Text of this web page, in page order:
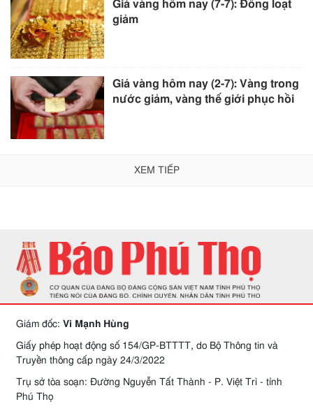
Giá vàng hôm nay (7-7): Đồng loạt
giảm
Giá vàng hôm nay (2-7): Vàng trong
nước giảm, vàng thế giới phục hồi
XEM TIẾP
Giám đốc: Vi Mạnh Hùng
Giấy phép hoạt động số 154/GP-BTTTT, do Bộ Thông tin và
Truyền thông cấp ngày 24/3/2022
Trụ sở tòa soạn: Đường Nguyễn Tất Thành - P. Việt Trì - tỉnh
Phú Thọ